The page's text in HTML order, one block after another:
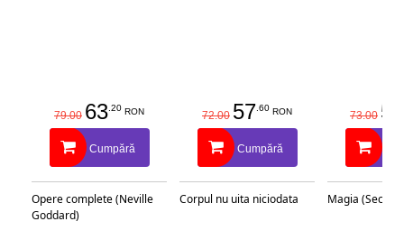
79.00 63.20 RON
Cumpără
Opere complete (Neville
Goddard)
72.00 57.60 RON
Cumpără
Corpul nu uita niciodata
73.00 58
Magia